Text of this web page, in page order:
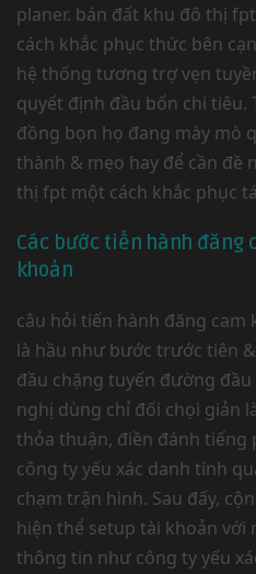
planer. bán đất khu đô thị
cách khắc phục thức bên
hệ thống tương trợ vẹn
quyết định đầu bốn chi tiêu.
đồng bọn họ đang mày mò
thành & mẹo hay để cần đề
thị fpt một cách khắc phục
Các bước tiến hành đăng
khoản
câu hỏi tiến hành đăng
là hầu như bước trước tiên
đầu chặng tuyến đường
nghị dùng chỉ đối chọi giản
thỏa thuận, điền đánh
công ty yếu xác danh tính
chạm trận hình. Sau đấy,
hiện thể setup tài khoản với
thông tin như công ty yếu